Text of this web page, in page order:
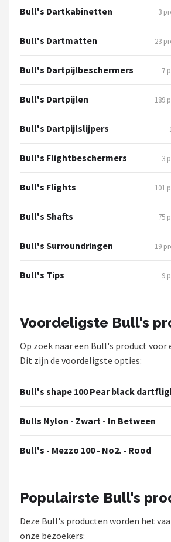
Bull's Dartkabinetten 3
Bull's Dartmatten 23
Bull's Dartpijlbeschermers 7
Bull's Dartpijlen 189
Bull's Dartpijlslijpers
Bull's Flightbeschermers 3
Bull's Flights 101
Bull's Shafts 75
Bull's Surroundringen 19
Bull's Tips 9
Voordeligste Bull's
Op zoek naar een Bull's product voor
Dit zijn de voordeligste opties:
Bull's shape 100 Pear black
Bulls Nylon - Zwart - In Between
Bull's - Mezzo 100 - No2. - Rood
Populairste Bull's
Deze Bull's producten worden het
onze bezoekers: